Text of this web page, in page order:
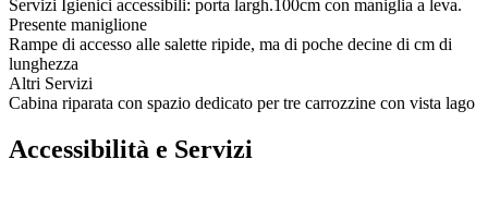
Servizi Igienici accessibili: porta largh.100cm con maniglia a leva.
Presente maniglione
Rampe di accesso alle salette ripide, ma di poche decine di cm di
lunghezza
Altri Servizi
Cabina riparata con spazio dedicato per tre carrozzine con vista lago
Accessibilità e Servizi